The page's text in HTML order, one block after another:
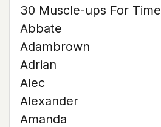
30 Muscle-ups For Time
Abbate
Adambrown
Adrian
Alec
Alexander
Amanda